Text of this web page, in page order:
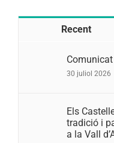
Recent
30 juliol 2026
Els
tradició i
a la Vall